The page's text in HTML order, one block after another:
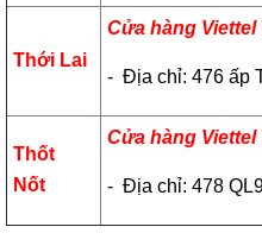
Thới Lai
Cửa hàng Viettel
- Địa chỉ: 476 ấp
Thốt
Nốt
Cửa hàng Viettel
- Địa chỉ: 478